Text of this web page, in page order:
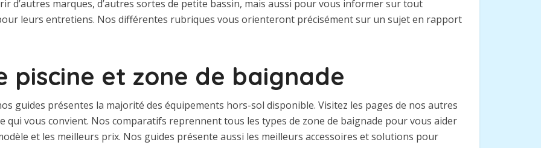
d’autres marques, d’autres sortes de petite bassin, mais aussi pour vous informer sur tout
leurs entretiens. Nos différentes rubriques vous orienteront précisément sur un sujet en rapport
piscine et zone de baignade
guides présentes la majorité des équipements hors-sol disponible. Visitez les pages de nos autres
qui vous convient. Nos comparatifs reprennent tous les types de zone de baignade pour vous aider
et les meilleurs prix. Nos guides présente aussi les meilleurs accessoires et solutions pour